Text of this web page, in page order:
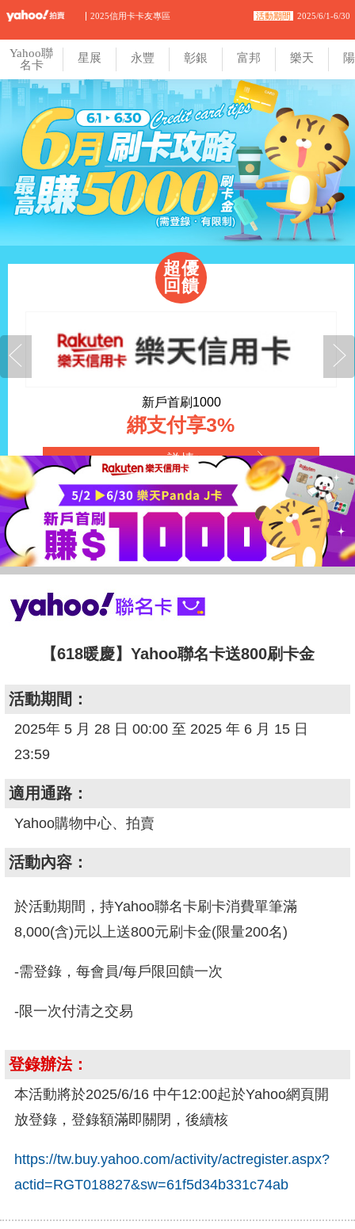
2025信用卡卡友專區 活動期間 2025/6/1-6/30
Yahoo聯
名卡
星展 永豐 彰銀 富邦 樂天
Yahoo聯
星展 永豐 富邦 樂天
超優
回饋
新戶首刷1000
綁支付享3%
詳情
【618暖慶】Yahoo聯名卡送800刷卡金
活動期間：
2025年 5 月 28 日 00:00 至 2025 年 6 月 15 日
23:59
適用通路：
Yahoo購物中心、拍賣
活動內容：
於活動期間，持Yahoo聯名卡刷卡消費單筆滿
8,000(含)元以上送800元刷卡金(限量200名)
-需登錄，每會員/每戶限回饋一次
-限一次付清之交易
登錄辦法：
本活動將於2025/6/16 中午12:00起於Yahoo網頁開
放登錄，登錄額滿即關閉，後續核
https://tw.buy.yahoo.com/activity/actregister.aspx?
actid=RGT018827&sw=61f5d34b331c74ab